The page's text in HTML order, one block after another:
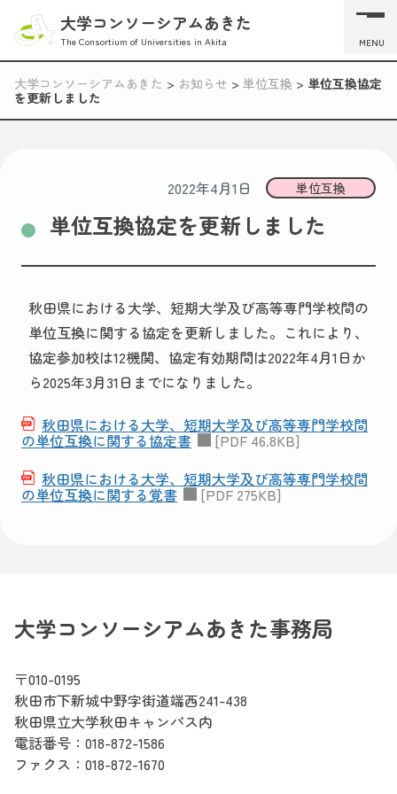
大学コンソーシアムあきた
The Consortium of Universities in Akita MENU
大学コンソーシアムあきた > お知らせ > 単位互換 > 単位互換協定
を更新しました
2022年4月1日 単位互換
単位互換協定を更新しました
秋田県における大学、短期大学及び高等専門学校間の
単位互換に関する協定を更新しました。これにより、
協定参加校は12機関、協定有効期間は2022年4月1日か
ら2025年3月31日までになりました。
秋田県における大学、短期大学及び高等専門学校間
の単位互換に関する協定書
[PDF 46.8KB]
秋田県における大学、短期大学及び高等専門学校間
の単位互換に関する覚書 [PDF 275KB]
大学コンソーシアムあきた事務局
〒010-0195
秋田市下新城中野字街道端西241-438
秋田県立大学秋田キャンパス内
電話番号： 018-872-1586
ファクス：018-872-1670